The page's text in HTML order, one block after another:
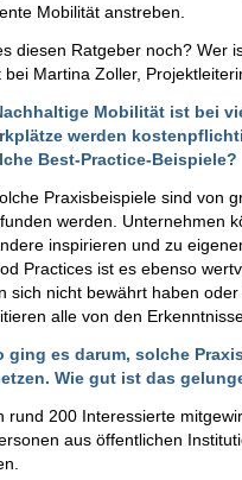
Mobilität anstreben.
diesen Ratgeber noch? Wer
bei Martina Zoller,
Mobilität ist bei
werden
Best-Practice-Beispiele?
Praxisbeispiele sind von
werden. Unternehmen
inspirieren und zu
Practices ist es ebenso
sich nicht bewährt haben
alle von den
ging es darum, solche
Wie gut ist das
rund 200 Interessierte
aus öffentlichen